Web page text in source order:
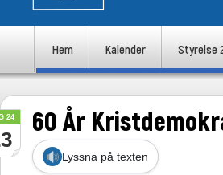
Hoppa till huvudinnehåll
Hoppa till sekundärt innehåll
Hem Kalender Styrelse
60 År
24
Lyssna på texten